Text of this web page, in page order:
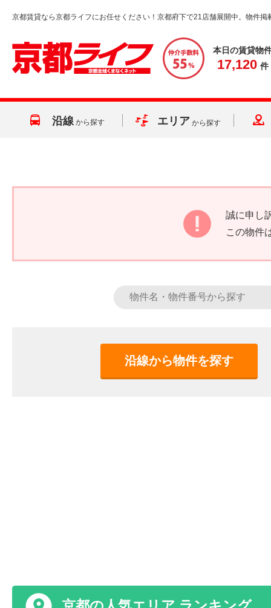
京都賃貸なら京都ライフにお任せください！京都府下で21店舗展開中。物件掲
本日の賃貸物
17,120 件
沿線 から探す エリア から探す
誠に申し
この物件
沿線から物件を探す